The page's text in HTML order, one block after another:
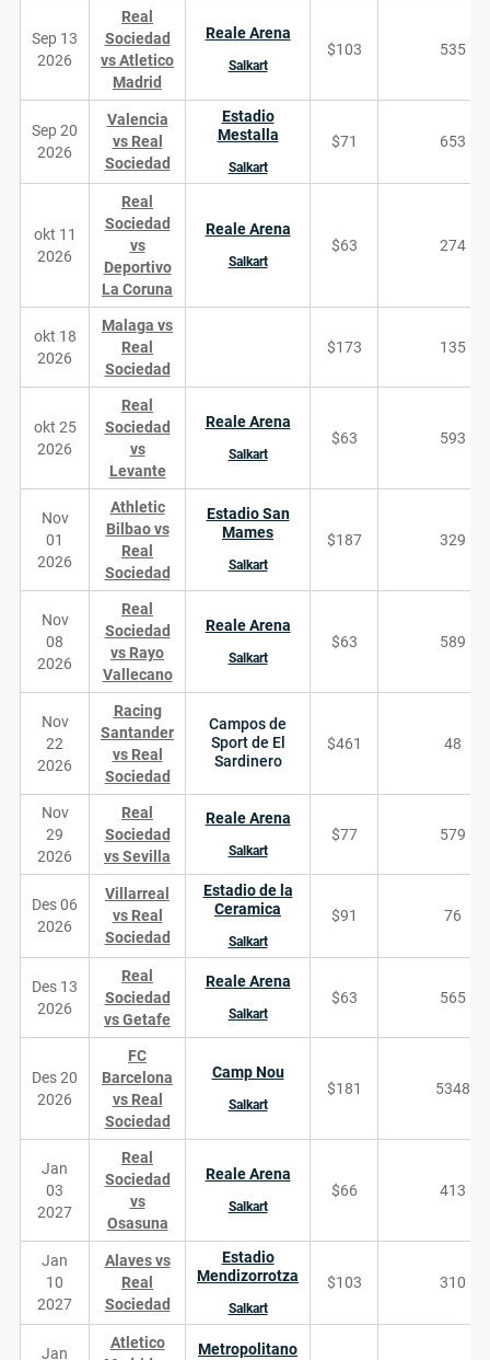
Sep 13
2026
Real
Sociedad
vs Atletico
Madrid
Reale Arena
Salkart
$103 535
Sep 20
2026
Valencia
vs Real
Sociedad
Estadio
Mestalla
Salkart
$71 653
okt 11
2026
Real
Sociedad
vs
Deportivo
La Coruna
Reale Arena
Salkart
$63 274
okt 18
2026
Malaga vs
Real
Sociedad
$173 135
okt 25
2026
Real
Sociedad
vs
Levante
Reale Arena
Salkart
$63 593
Nov
01
2026
Athletic
Bilbao vs
Real
Sociedad
Estadio San
Mames
Salkart
$187 329
Nov
08
2026
Real
Sociedad
vs Rayo
Vallecano
Reale Arena
Salkart
$63 589
Nov
22
2026
Racing
Santander
vs Real
Sociedad
Campos de
Sport de El
Sardinero
$461 48
Nov
29
2026
Real
Sociedad
vs Sevilla
Reale Arena
Salkart
$77 579
Des 06
2026
Villarreal
vs Real
Sociedad
Estadio de la
Ceramica
Salkart
$91 76
Des 13
2026
Real
Sociedad
vs Getafe
Reale Arena
Salkart
$63 565
Des 20
2026
FC
Barcelona
vs Real
Sociedad
Camp Nou
Salkart
$181 5348
Jan
03
2027
Real
Sociedad
vs
Osasuna
Reale Arena
Salkart
$66 413
Jan
10
2027
Alaves vs
Real
Sociedad
Estadio
Mendizorrotza
Salkart
$103 310
Jan
Atletico
Metropolitano